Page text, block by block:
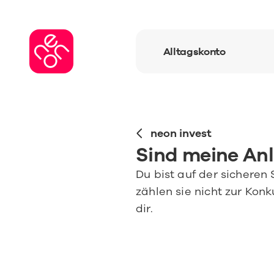
Alltagskonto
neon invest
Sind meine
Du bist auf der sicheren
zählen sie nicht zur
dir.